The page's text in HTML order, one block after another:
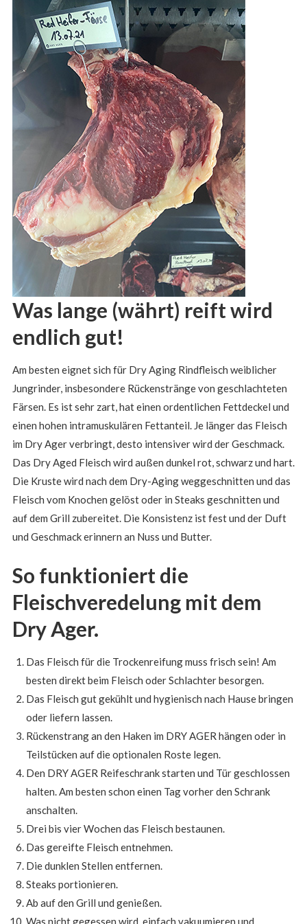
Was lange (währt) reift wird
endlich gut!
Am besten eignet sich für Dry Aging Rindfleisch weiblicher
Jungrinder, insbesondere Rückenstränge von geschlachteten
Färsen. Es ist sehr zart, hat einen ordentlichen Fettdeckel und
einen hohen intramuskulären Fettanteil. Je länger das Fleisch
im Dry Ager verbringt, desto intensiver wird der Geschmack.
Das Dry Aged Fleisch wird außen dunkel rot, schwarz und hart.
Die Kruste wird nach dem Dry-Aging weggeschnitten und das
Fleisch vom Knochen gelöst oder in Steaks geschnitten und
auf dem Grill zubereitet. Die Konsistenz ist fest und der Duft
und Geschmack erinnern an Nuss und Butter.
So funktioniert die
Fleischveredelung mit dem
Dry Ager.
Das Fleisch für die Trockenreifung muss frisch sein! Am
besten direkt beim Fleisch oder Schlachter besorgen.
Das Fleisch gut gekühlt und hygienisch nach Hause bringen
oder liefern lassen.
Rückenstrang an den Haken im DRY AGER hängen oder in
Teilstücken auf die optionalen Roste legen.
Den DRY AGER Reifeschrank starten und Tür geschlossen
halten. Am besten schon einen Tag vorher den Schrank
anschalten.
Drei bis vier Wochen das Fleisch bestaunen.
Das gereifte Fleisch entnehmen.
Die dunklen Stellen entfernen.
Steaks portionieren.
Ab auf den Grill und genießen.
Was nicht gegessen wird, einfach vakuumieren und